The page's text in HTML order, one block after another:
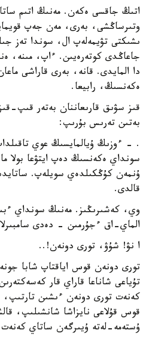
اتىڭ جاقسى ەكەن. مەنىڭ اتىم
وتىرساڭشى، بەرى، مەن جەپ
ىشىكتى تۋيمەلەپ ال، سوندا تەز
جاعاڭدى كوتەرەيىن. ءاپ، مىنە،
دا المايدى. قانە، بەرى قاراشى
ەكەنسىڭ، رابيعا.
قىز سۋىق قارىعاننان بەتەر قىپ-
بەتىن تەرىس بۇرىپ:
. - ءوزىڭ ۇيالمايسىڭ عوي
سونداي ەكەنسىڭ دەپ ايتۋعا
ۇنمەن كۇڭكىلدەي سويلەپ.
قالدى.
وي، كەشىرىڭىز. مەنىڭ سونداي
الماي-اق ءجۇرمىن - دەدى
ا نۋ! شۇۋ، تورى دونەن!..
تورى دونەن قوس اياقتاپ شابا
تۇياعى شاناعا قاراي قار
كەنەت تورى دونەن ءىشىن تارتىپ،
قوس قۇلاعى نايزاشا شانشىلىپ،
ۇستەمە-لەتە ۇيىرگەن ساتاي